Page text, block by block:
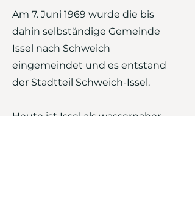
Am 7. Juni 1969 wurde die bis
dahin selbständige Gemeinde
Issel nach Schweich
eingemeindet und es entstand
der Stadtteil Schweich-Issel.
Heute ist Issel als wassernaher